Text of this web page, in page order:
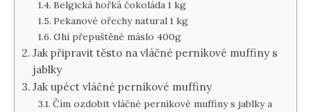
Belgická hořká čokoláda 1 kg
Pekanové ořechy natural 1 kg
Ghí přepuštěné máslo 400g
Jak připravit těsto na vláčné perníkové muffiny s
jablky
Jak upéct vláčné perníkové muffiny
Čím ozdobit vláčné perníkové muffiny s jablky a